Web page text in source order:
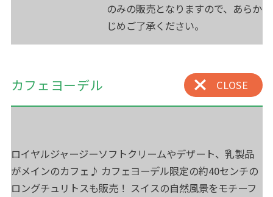
のみの販売となりますので、あらか
じめご了承ください。
カフェヨーデル CLOSE
ロイヤルジャージーソフトクリームやデザート、乳製品
がメインのカフェ♪ カフェヨーデル限定の約40センチの
ロングチュリトスも販売！ スイスの自然風景をモチーフ